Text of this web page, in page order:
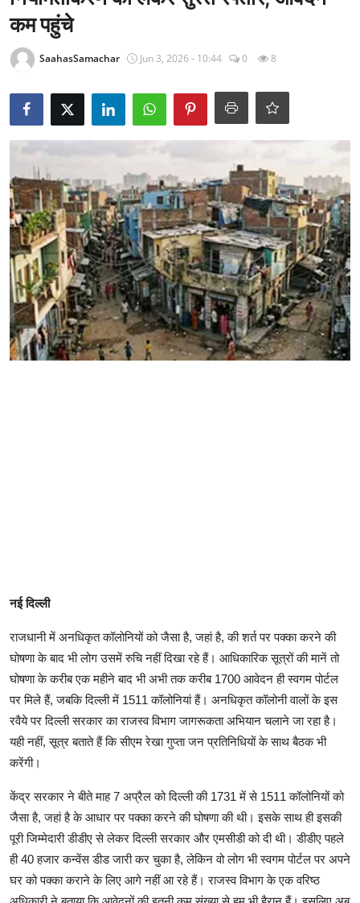
खेल
Epaper
धर्म
लाइफस्टाइल
टेक
कम पहुंचे
SaahasSamachar Jun 3, 2026 - 10:44 0 8
नई दिल्ली
राजधानी में अनधिकृत कॉलोनियों को जैसा है, जहां है, की शर्त पर पक्का करने की
घोषणा के बाद भी लोग उसमें रुचि नहीं दिखा रहे हैं। आधिकारिक सूत्रों की मानें तो
घोषणा के करीब एक महीने बाद भी अभी तक करीब 1700 आवेदन ही स्वगम पोर्टल
पर मिले हैं, जबकि दिल्ली में 1511 कॉलोनियां हैं। अनधिकृत कॉलोनी वालों के इस
रवैये पर दिल्ली सरकार का राजस्व विभाग जागरूकता अभियान चलाने जा रहा है।
यही नहीं, सूत्र बताते हैं कि सीएम रेखा गुप्ता जन प्रतिनिधियों के साथ बैठक भी
करेंगी।
केंद्र सरकार ने बीते माह 7 अप्रैल को दिल्ली की 1731 में से 1511 कॉलोनियों को
जैसा है, जहां है के आधार पर पक्का करने की घोषणा की थी। इसके साथ ही इसकी
पूरी जिम्मेदारी डीडीए से लेकर दिल्ली सरकार और एमसीडी को दी थी। डीडीए पहले
ही 40 हजार कन्वेंस डीड जारी कर चुका है, लेकिन वो लोग भी स्वगम पोर्टल पर अपने
घर को पक्का कराने के लिए आगे नहीं आ रहे हैं। राजस्व विभाग के एक वरिष्ठ